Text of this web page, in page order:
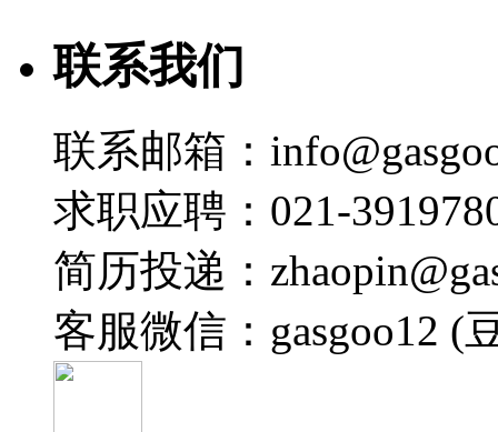
联系我们
联系邮箱：
求职应聘：021-
简历投递：
客服微信：gasgoo12 (